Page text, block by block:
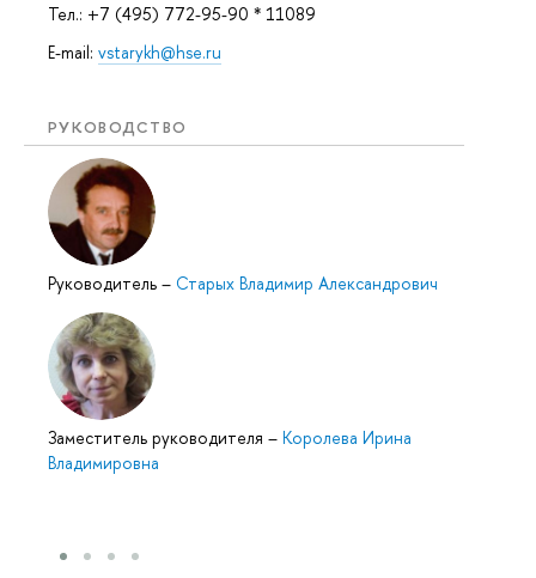
Тел.: +7 (495) 772-95-90 * 11089
E-mail: vstarykh@hse.ru
РУКОВОДСТВО
Руководитель – Старых Владимир Александрович
Заместитель руководителя – Королева Ирина
Владимировна